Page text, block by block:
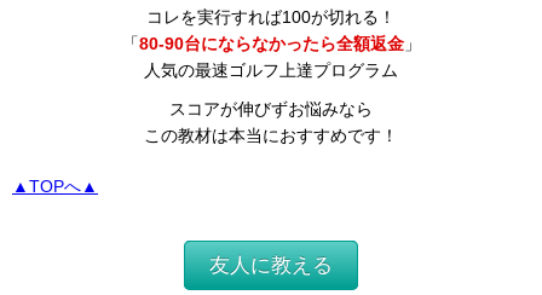
コレを実行すれば100が切れる！
「80-90台にならなかったら全額返金」
人気の最速ゴルフ上達プログラム
スコアが伸びずお悩みなら
この教材は本当におすすめです！
▲TOPへ▲
友人に教える